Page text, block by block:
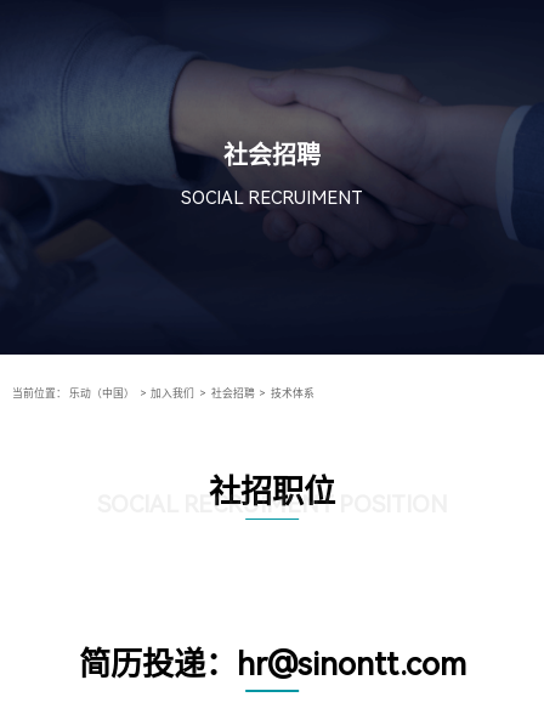
社会招聘
SOCIAL RECRUIMENT
当前位置： 乐动（中国） > 加入我们 > 社会招聘 > 技术体系
社招职位
SOCIAL RECRUIMENT POSITION
简历投递：hr@sinontt.com